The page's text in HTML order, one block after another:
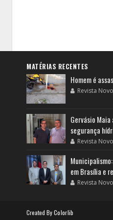
MATÉRIAS RECENTES
Homem é
Revista
Gervásio
segurança
Revista
em Brasília e
Revista
Created ByColorlib